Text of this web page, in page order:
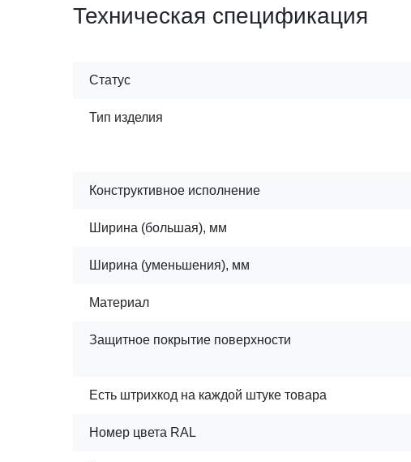
Техническая спецификация
Статус
Тип изделия
Конструктивное исполнение
Ширина (большая), мм
Ширина (уменьшения), мм
Материал
Защитное покрытие поверхности
Есть штрихкод на каждой штуке товара
Номер цвета RAL